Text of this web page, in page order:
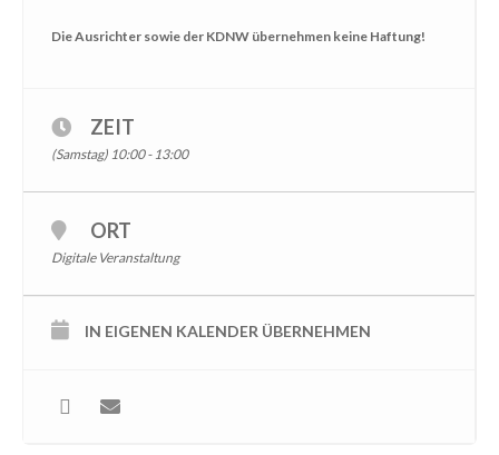
Die Ausrichter sowie der KDNW übernehmen keine Haftung!
ZEIT
(Samstag) 10:00 - 13:00
ORT
Digitale Veranstaltung
IN EIGENEN KALENDER ÜBERNEHMEN